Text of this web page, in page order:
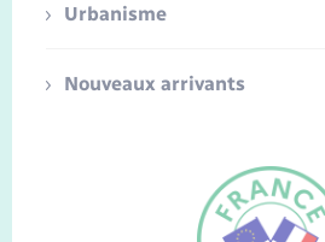
Urbanisme
Nouveaux arrivants